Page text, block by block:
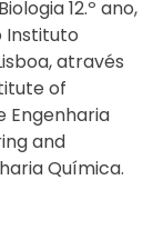
12.º ano,
Instituto
através
of
Engenharia
and
Química.